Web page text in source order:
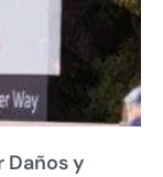
Daños y